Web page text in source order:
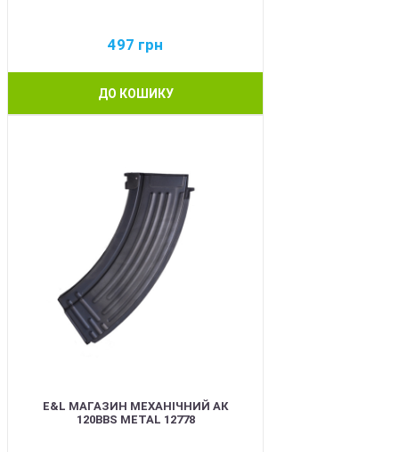
497 грн
ДО КОШИКУ
E&L МАГАЗИН МЕХАНІЧНИЙ АК
120BBS METAL 12778